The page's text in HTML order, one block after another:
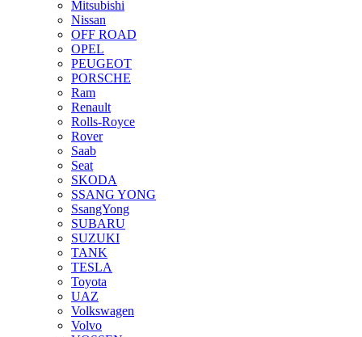
Mitsubishi
Nissan
OFF ROAD
OPEL
PEUGEOT
PORSCHE
Ram
Renault
Rolls-Royce
Rover
Saab
Seat
SKODA
SSANG YONG
SsangYong
SUBARU
SUZUKI
TANK
TESLA
Toyota
UAZ
Volkswagen
Volvo